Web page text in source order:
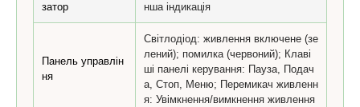
затор
нша індикація
Панель управлін
ня
Світлодіод: живлення включене (зе
лений); помилка (червоний); Клаві
ші панелі керування: Пауза, Подач
а, Стоп, Меню; Перемикач живленн
я: Увімкнення/вимкнення живлення